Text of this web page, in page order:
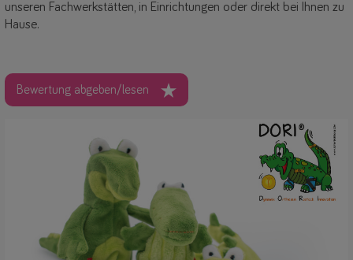
unseren Fachwerkstätten, in Einrichtungen oder direkt bei Ihnen zu
Hause.
Bewertung abgeben/lesen